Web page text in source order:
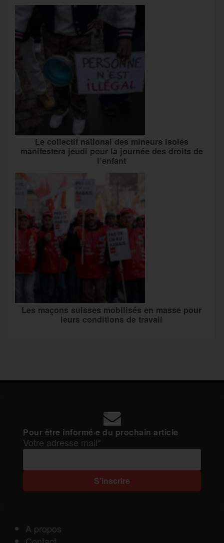
Le collectif national des mineurs isolés
manifestera jeudi pour la journée des droits de
l’enfant
Les maçons suisses mobilisés en masse pour
leurs conditions de travail
Pour être informé·e du prochain article
Votre adresse mail*
A propos